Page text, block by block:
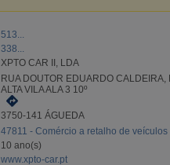
513...
338...
XPTO CAR II, LDA
RUA DOUTOR EDUARDO CALDEIRA,
ALTA VILA ALA 3 10º
3750-141 ÁGUEDA
47811 - Comércio a retalho de
10 ano(s)
www.xpto-car.pt